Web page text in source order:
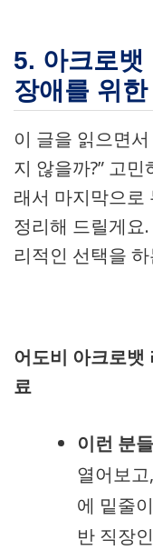
5. 아크로뱃
장애를 위
이 글을 읽으면
지 않을까?” 고
래서 마지막으로
정리해 드릴게요
리적인 선택을
어도비 아크로
료
이런 분
열어보
에 밑줄
반 직장